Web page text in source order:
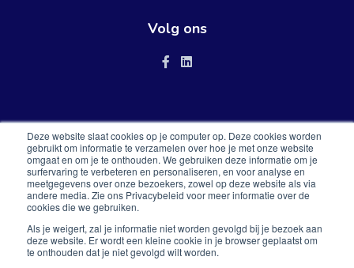
Deze website slaat cookies op je computer op. Deze cookies worden
gebruikt om informatie te verzamelen over hoe je met onze website
omgaat en om je te onthouden. We gebruiken deze informatie om je
surfervaring te verbeteren en personaliseren, en voor analyse en
meetgegevens over onze bezoekers, zowel op deze website als via
andere media. Zie ons Privacybeleid voor meer informatie over de
cookies die we gebruiken.
Als je weigert, zal je informatie niet worden gevolgd bij je bezoek aan
deze website. Er wordt een kleine cookie in je browser geplaatst om
te onthouden dat je niet gevolgd wilt worden.
Volg ons
Over Van Tuijl Makelaardij
Voor al uw verkoop, aankoop, verhuur en taxaties van woningen
op de particuliere woningmarkt.
Privacy Policy
Disclaimer